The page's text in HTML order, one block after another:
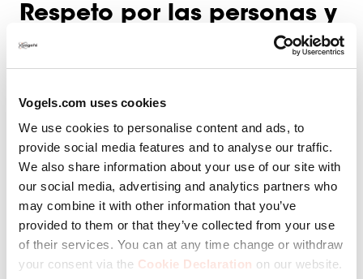
Vogels.com uses cookies
We use cookies to personalise content and ads, to
provide social media features and to analyse our traffic.
We also share information about your use of our site with
our social media, advertising and analytics partners who
may combine it with other information that you’ve
provided to them or that they’ve collected from your use
of their services. You can at any time change or withdraw
your consent via the Cookie Declaration on our website.
Respeto por las personas y
el planeta
En nuestros hogares, todos queremos productos que se
hayan hecho con respeto a la personas y a nuestro
mundo, valores que nosotros, en Vogel’s, compartimos
contigo. Así pues, examinamos minuciosamente el
origen de las materias primas.
Y mantenemos estrictas directrices ambientales para los
procesos de fabricación, en consonancia con los
acuerdos internacionales. La mejor manera de conservar